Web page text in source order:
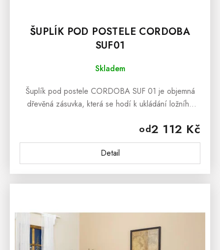
ŠUPLÍK POD POSTELE CORDOBA
SUF01
Skladem
od2 112 Kč
Detail
Šuplík pod postele CORDOBA SUF 01 je objemná
dřevěná zásuvka, která se hodí k ukládání ložního
hodí pod postele...